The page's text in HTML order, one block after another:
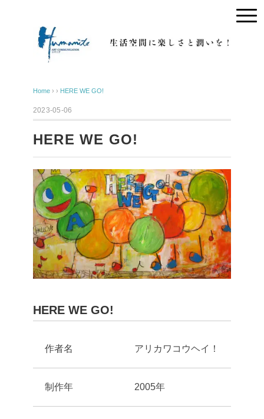
Home › › HERE WE GO!
2023-05-06
HERE WE GO!
HERE WE GO!
作者名 アリカワコウヘイ！
制作年 2005年